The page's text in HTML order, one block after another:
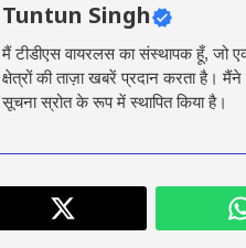
Tuntun Singh
मैं टीडीएस वायरलस का संस्थापक हूँ, जो
क्षेत्रों की ताज़ा खबरें प्रदान करता है।
सूचना स्रोत के रूप में स्थापित किया है।